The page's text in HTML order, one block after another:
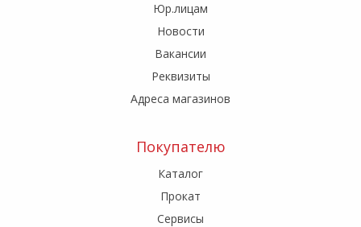
Юр.лицам
Новости
Вакансии
Реквизиты
Адреса магазинов
Покупателю
Каталог
Прокат
Сервисы